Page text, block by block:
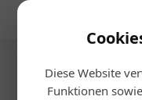
Diese Website
Funktionen
Artikel